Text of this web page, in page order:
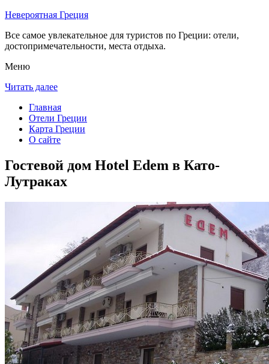
Невероятная Греция
Все самое увлекательное для туристов по Греции: отели,
достопримечательности, места отдыха.
Меню
Читать далее
Главная
Отели Греции
Карта Греции
О сайте
Гостевой дом Hotel Edem в Като-
Лутраках